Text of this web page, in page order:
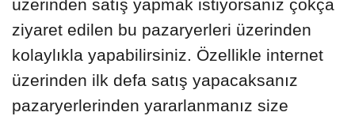
üzerinden satış yapmak istiyorsanız çokça
ziyaret edilen bu pazaryerleri üzerinden
kolaylıkla yapabilirsiniz. Özellikle internet
üzerinden ilk defa satış yapacaksanız
pazaryerlerinden yararlanmanız size